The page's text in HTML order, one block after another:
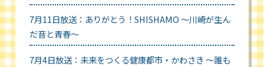
7月11日放送：ありがとう！SHISHAMO ～川崎が生ん
だ音と青春～
7月4日放送：未来をつくる健康都市・かわさき ～誰も